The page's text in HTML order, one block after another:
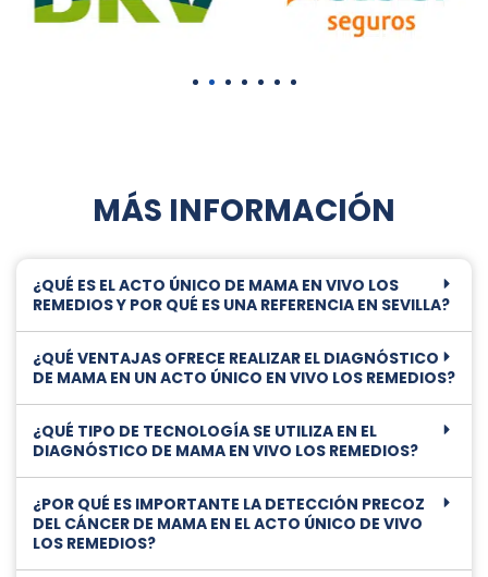
MÁS INFORMACIÓN
¿QUÉ ES EL ACTO ÚNICO DE MAMA EN VIVO LOS
REMEDIOS Y POR QUÉ ES UNA REFERENCIA EN SEVILLA?
¿QUÉ VENTAJAS OFRECE REALIZAR EL DIAGNÓSTICO
DE MAMA EN UN ACTO ÚNICO EN VIVO LOS REMEDIOS?
¿QUÉ TIPO DE TECNOLOGÍA SE UTILIZA EN EL
DIAGNÓSTICO DE MAMA EN VIVO LOS REMEDIOS?
¿POR QUÉ ES IMPORTANTE LA DETECCIÓN PRECOZ
DEL CÁNCER DE MAMA EN EL ACTO ÚNICO DE VIVO
LOS REMEDIOS?